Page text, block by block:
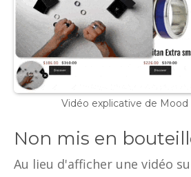
Vidéo explicative de Mood
Non mis en
Au lieu d'afficher une vidéo